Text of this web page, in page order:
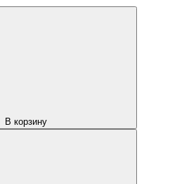
В корзину